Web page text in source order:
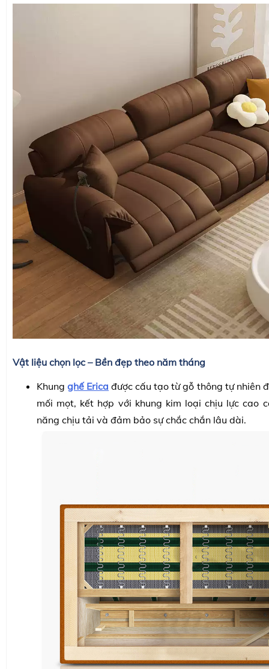
Vật liệu chọn lọc – Bền đẹp theo năm tháng
Khungghế Erica được cấu tạo từ gỗ thông tự nhiên
mối mọt, kết hợp với khung kim loại chịu lực cao
năng chịu tải và đảm bảo sự chắc chắn lâu dài.